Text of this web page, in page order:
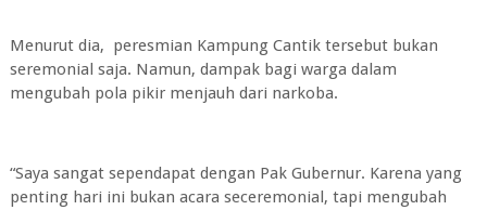
Menurut dia, peresmian Kampung Cantik tersebut bukan
seremonial saja. Namun, dampak bagi warga dalam
mengubah pola pikir menjauh dari narkoba.
“Saya sangat sependapat dengan Pak Gubernur. Karena yang
penting hari ini bukan acara seceremonial, tapi mengubah